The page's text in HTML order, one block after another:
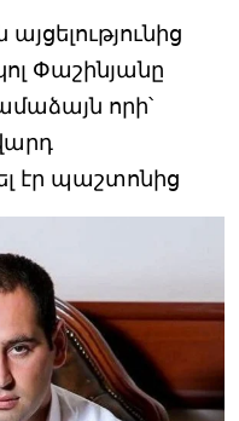
Փաշինյանը
որի՝
էր պաշտոնից